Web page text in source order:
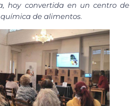
hoy convertida en un centro de
de alimentos.